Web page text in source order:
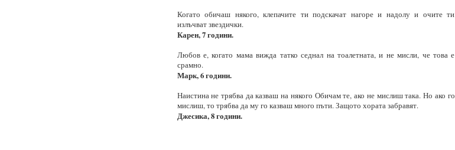
Когато обичаш някого, клепачите ти подскачат нагоре и надолу и очите ти
излъчват звездички.
Карен, 7 години.
Любов е, когато мама вижда татко седнал на тоалетната, и не мисли, че това е
срамно.
Марк, 6 години.
Наистина не трябва да казваш на някого Обичам те, ако не мислиш така. Но ако го
мислиш, то трябва да му го казваш много пъти. Защото хората забравят.
Джесика, 8 години.